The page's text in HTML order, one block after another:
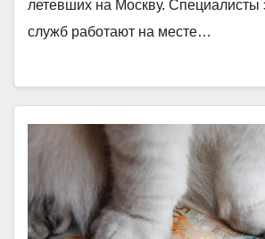
летевших на Москву. Специалисты
служб работают на месте…